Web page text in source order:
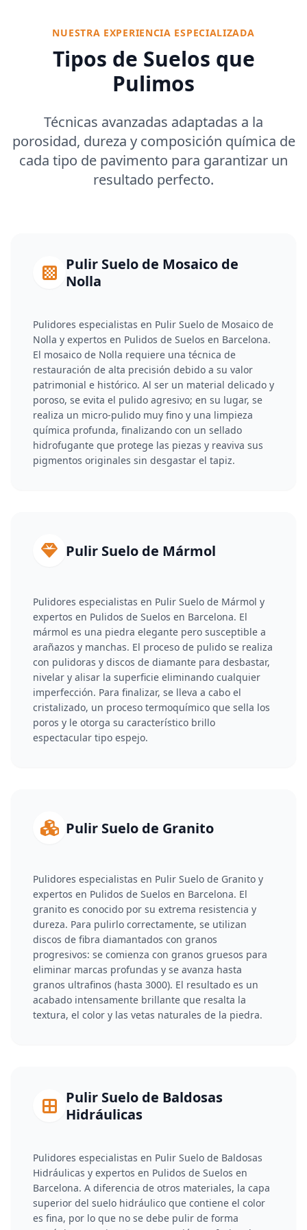
NUESTRA EXPERIENCIA ESPECIALIZADA
Tipos de Suelos que
Pulimos
Técnicas avanzadas adaptadas a la
porosidad, dureza y composición química de
cada tipo de pavimento para garantizar un
resultado perfecto.
Pulir Suelo de Mosaico de
Nolla
Pulidores especialistas en Pulir Suelo de Mosaico de
Nolla y expertos en Pulidos de Suelos en Barcelona.
El mosaico de Nolla requiere una técnica de
restauración de alta precisión debido a su valor
patrimonial e histórico. Al ser un material delicado y
poroso, se evita el pulido agresivo; en su lugar, se
realiza un micro-pulido muy fino y una limpieza
química profunda, finalizando con un sellado
hidrofugante que protege las piezas y reaviva sus
pigmentos originales sin desgastar el tapiz.
Pulir Suelo de Mármol
Pulidores especialistas en Pulir Suelo de Mármol y
expertos en Pulidos de Suelos en Barcelona. El
mármol es una piedra elegante pero susceptible a
arañazos y manchas. El proceso de pulido se realiza
con pulidoras y discos de diamante para desbastar,
nivelar y alisar la superficie eliminando cualquier
imperfección. Para finalizar, se lleva a cabo el
cristalizado, un proceso termoquímico que sella los
poros y le otorga su característico brillo
espectacular tipo espejo.
Pulir Suelo de Granito
Pulidores especialistas en Pulir Suelo de Granito y
expertos en Pulidos de Suelos en Barcelona. El
granito es conocido por su extrema resistencia y
dureza. Para pulirlo correctamente, se utilizan
discos de fibra diamantados con granos
progresivos: se comienza con granos gruesos para
eliminar marcas profundas y se avanza hasta
granos ultrafinos (hasta 3000). El resultado es un
acabado intensamente brillante que resalta la
textura, el color y las vetas naturales de la piedra.
Pulir Suelo de Baldosas
Hidráulicas
Pulidores especialistas en Pulir Suelo de Baldosas
Hidráulicas y expertos en Pulidos de Suelos en
Barcelona. A diferencia de otros materiales, la capa
superior del suelo hidráulico que contiene el color
es fina, por lo que no se debe pulir de forma